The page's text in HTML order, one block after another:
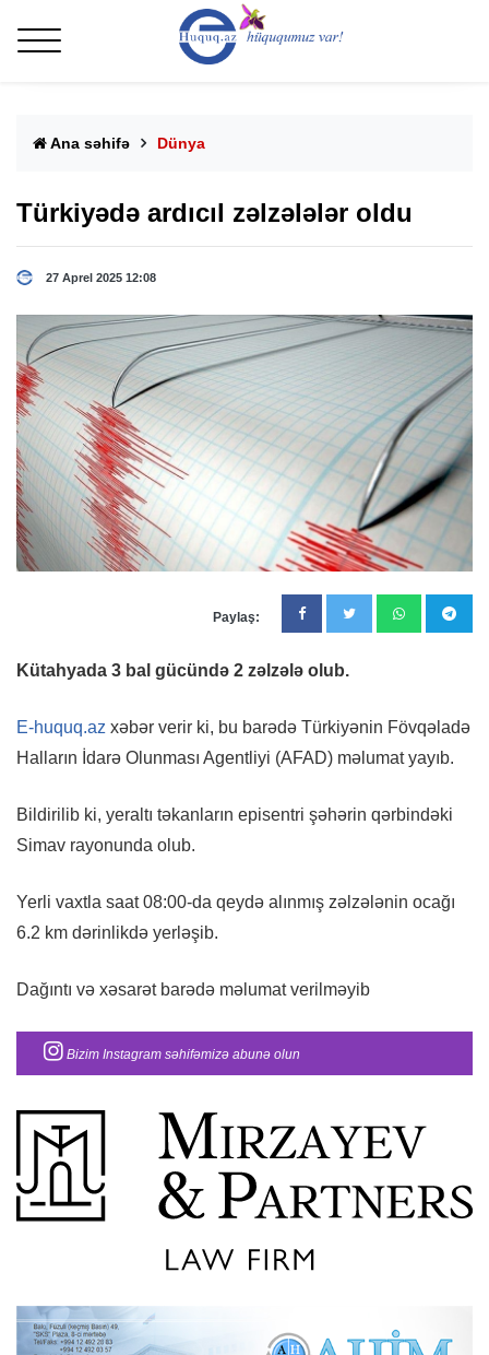
Ana səhifə Dünya
Türkiyədə ardıcıl zəlzələlər oldu
27 Aprel 2025 12:08
Paylaş:
Kütahyada 3 bal gücündə 2 zəlzələ olub.
E-huquq.az xəbər verir ki, bu barədə Türkiyənin Fövqəladə
Halların İdarə Olunması Agentliyi (AFAD) məlumat yayıb.
Bildirilib ki, yeraltı təkanların episentri şəhərin qərbindəki
Simav rayonunda olub.
Yerli vaxtla saat 08:00-da qeydə alınmış zəlzələnin ocağı
6.2 km dərinlikdə yerləşib.
Dağıntı və xəsarət barədə məlumat verilməyib
Bizim Instagram səhifəmizə abunə olun